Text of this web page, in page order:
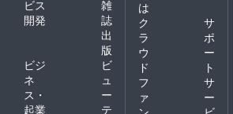
ビス
開発
雑
誌
出
版
ビジ
ネ
ス・
起業
ビ
ュ
ー
テ
は
ク
ラ
ウ
ド
フ
ァ
サ
ポ
ー
ト
サ
ー